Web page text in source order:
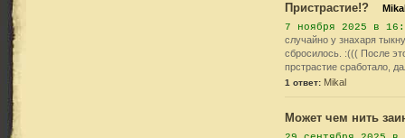
Пристрастие!?
7 ноября 2025 в
случайно у знахаря
сбросилось. :((( После
прстрастие сработало,
1 ответ: Mikal
Может чем нить